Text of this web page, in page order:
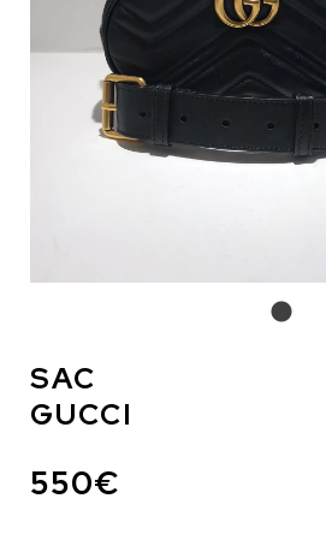
SAC
GUCCI
550€